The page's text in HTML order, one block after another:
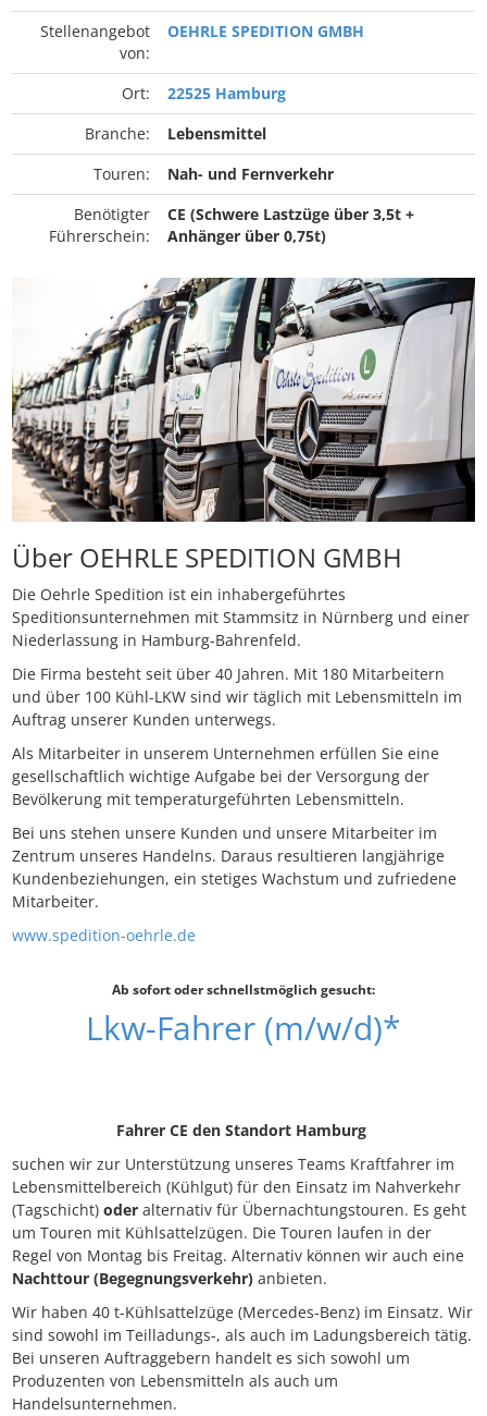
Stellenangebot
von:
OEHRLE SPEDITION GMBH
Ort:
22525 Hamburg
Branche:
Lebensmittel
Touren:
Nah- und Fernverkehr
Benötigter
Führerschein:
CE (Schwere Lastzüge über 3,5t +
Anhänger über 0,75t)
Über OEHRLE SPEDITION GMBH
Die Oehrle Spedition ist ein inhabergeführtes
Speditionsunternehmen mit Stammsitz in Nürnberg und einer
Niederlassung in Hamburg-Bahrenfeld.
Die Firma besteht seit über 40 Jahren. Mit 180 Mitarbeitern
und über 100 Kühl-LKW sind wir täglich mit Lebensmitteln im
Auftrag unserer Kunden unterwegs.
Als Mitarbeiter in unserem Unternehmen erfüllen Sie eine
gesellschaftlich wichtige Aufgabe bei der Versorgung der
Bevölkerung mit temperaturgeführten Lebensmitteln.
Bei uns stehen unsere Kunden und unsere Mitarbeiter im
Zentrum unseres Handelns. Daraus resultieren langjährige
Kundenbeziehungen, ein stetiges Wachstum und zufriedene
Mitarbeiter.
www.spedition-oehrle.de
Ab sofort oder schnellstmöglich gesucht:
Lkw-Fahrer (m/w/d)*
Fahrer CE den Standort Hamburg
suchen wir zur Unterstützung unseres Teams Kraftfahrer im
Lebensmittelbereich (Kühlgut) für den Einsatz im Nahverkehr
(Tagschicht) oder alternativ für Übernachtungstouren. Es geht
um Touren mit Kühlsattelzügen. Die Touren laufen in der
Regel von Montag bis Freitag. Alternativ können wir auch eine
Nachttour (Begegnungsverkehr) anbieten.
Wir haben 40 t-Kühlsattelzüge (Mercedes-Benz) im Einsatz. Wir
sind sowohl im Teilladungs-, als auch im Ladungsbereich tätig.
Bei unseren Auftraggebern handelt es sich sowohl um
Produzenten von Lebensmitteln als auch um
Handelsunternehmen.